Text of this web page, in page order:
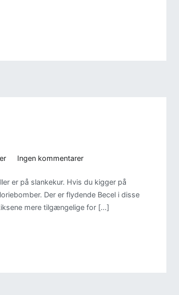
Ingen kommentarertil
Grahamskiks
er på slankekur. Hvis du kigger på
Der er flydende Becel i disse
mere tilgængelige for […]